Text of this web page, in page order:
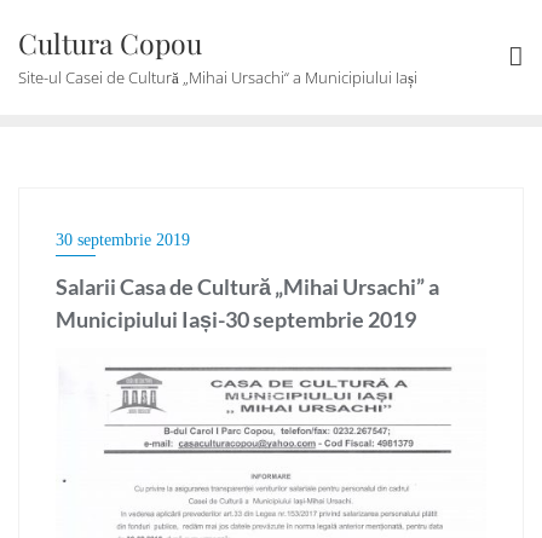
content
Cultura Copou
Site-ul Casei de Cultură „Mihai Ursachi“ a Municipiului Iași
30 septembrie 2019
Salarii Casa de Cultură „Mihai Ursachi” a
Municipiului Iași-30 septembrie 2019